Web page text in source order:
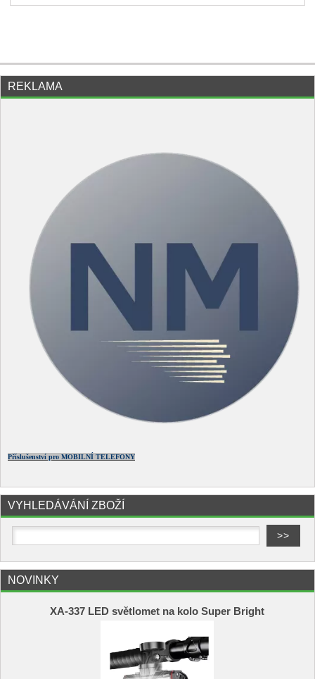
REKLAMA
Příslušenství pro MOBILNÍ TELEFONY
VYHLEDÁVÁNÍ ZBOŽÍ
NOVINKY
XA-337 LED světlomet na kolo Super Bright